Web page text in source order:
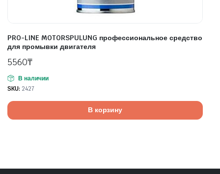
PRO-LINE MOTORSPULUNG профессиональное средство
для промывки двигателя
5560₸
В наличии
SKU: 2427
В корзину